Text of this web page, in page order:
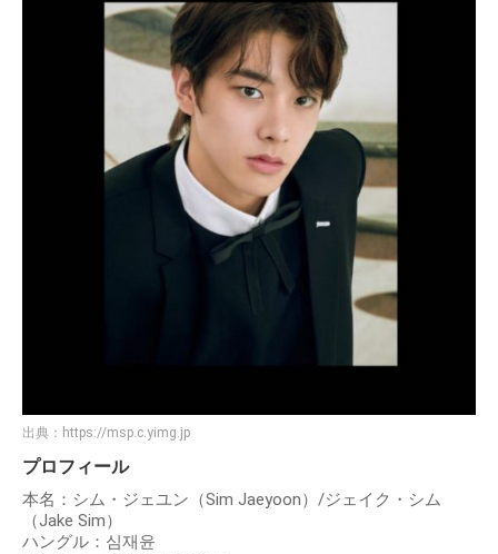
出典： https://msp.c.yimg.jp
プロフィール
本名：シム・ジェユン（Sim Jaeyoon）/ジェイク・シム
（Jake Sim）
ハングル：심재윤